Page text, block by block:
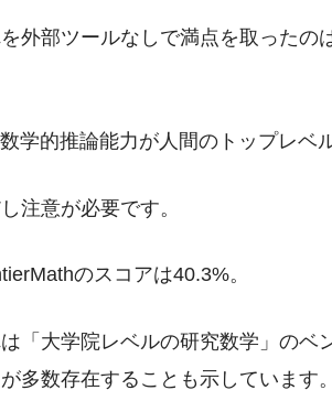
外部ツールなしで満点を取ったの
学的推論能力が人間のトップレベ
注意が必要です。
のスコアは40.3%。
「大学院レベルの研究数学」のベ
多数存在することも示しています。